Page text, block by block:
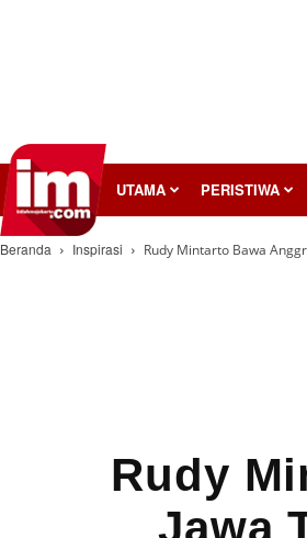
InilahMojokerto UTAMA PERISTIWA
Beranda Inspirasi Rudy Mintarto Bawa
Rudy
Jawa